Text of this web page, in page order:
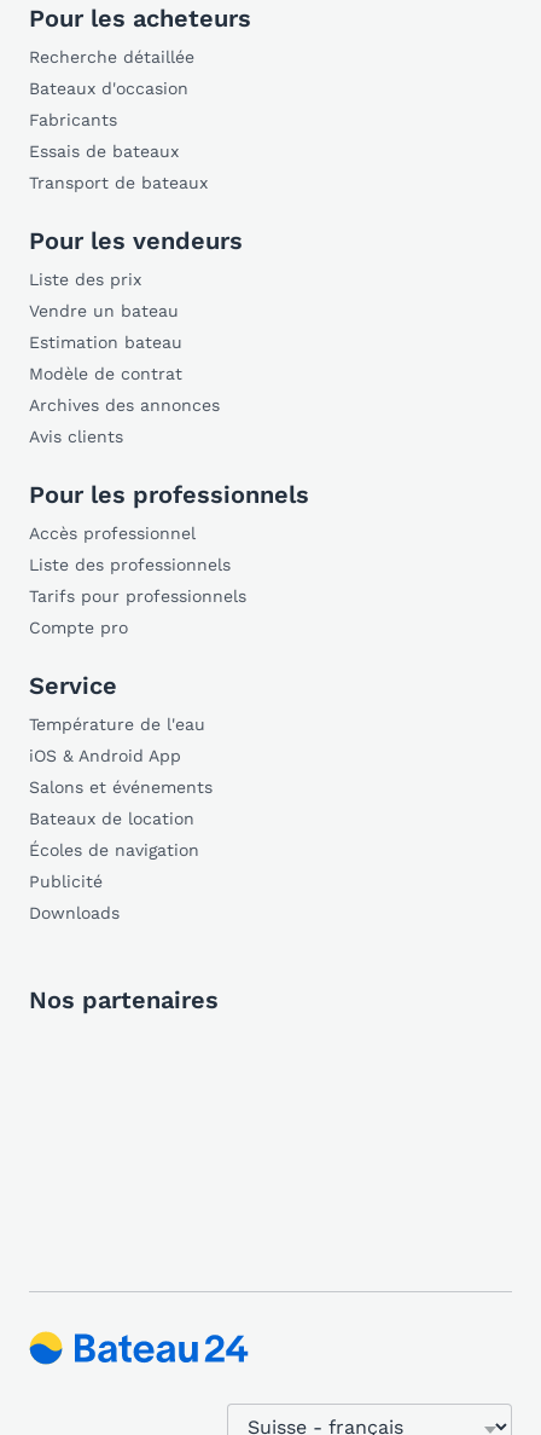
Pour les acheteurs
Recherche détaillée
Bateaux d'occasion
Fabricants
Essais de bateaux
Transport de bateaux
Pour les vendeurs
Liste des prix
Vendre un bateau
Estimation bateau
Modèle de contrat
Archives des annonces
Avis clients
Pour les professionnels
Accès professionnel
Liste des professionnels
Tarifs pour professionnels
Compte pro
Service
Température de l'eau
iOS & Android App
Salons et événements
Bateaux de location
Écoles de navigation
Publicité
Downloads
Nos partenaires